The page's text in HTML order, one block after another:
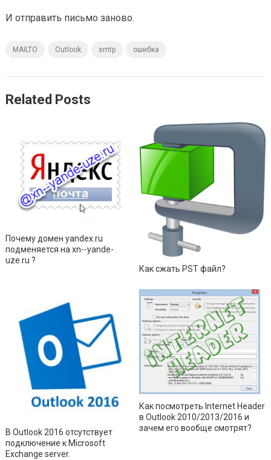
И отправить письмо заново.
MAILTO Outlook smtp ошибка
Related Posts
Почему домен yandex.ru
подменяется на xn--yande-
uze.ru ?
Как сжать PST файл?
В Outlook 2016 отсутствует
подключение к Microsoft
Exchange server.
Как посмотреть Internet Header
в Outlook 2010/2013/2016 и
зачем его вообще смотрят?